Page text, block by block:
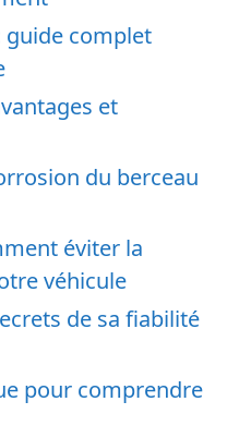
guide complet
et
du berceau
éviter la
véhicule
de sa fiabilité
pour comprendre